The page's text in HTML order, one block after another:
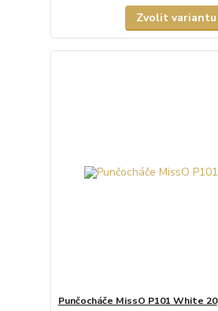
Zvolit variantu
Punčocháče MissO P101 White 20